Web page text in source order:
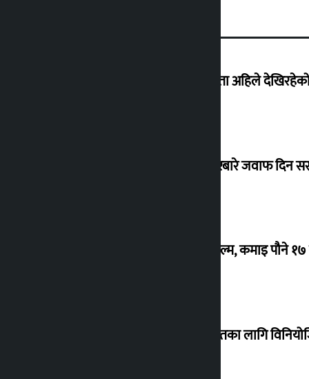
‘देशमा कहिल्यै नभएको शासकीय अराजकता अहिले
सांसद यादवले उठाएको ढल्केबर ट्रमा सेन्टरबारे जवाफ दिन
‘गौंथली’ बन्यो धेरै कमाउने सातौं नेपाली फिल्म, कमाइ पौने
शेखरले अस्वीकार गरे कोइराला निवास मर्मतका लागि